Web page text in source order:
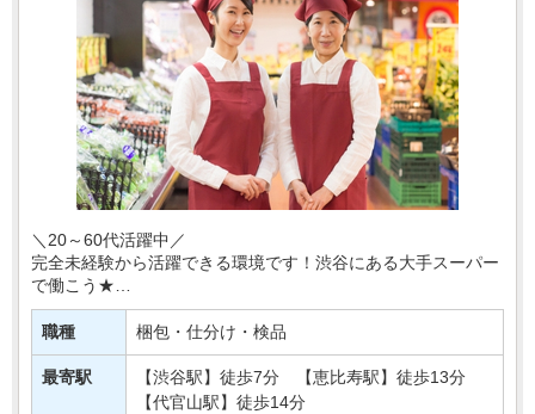
＼20～60代活躍中／
完全未経験から活躍できる環境です！渋谷にある大手スーパー
で働こう★
今回配属となるのは、野菜や果物などの農産物を扱う部署＊
あなたには、野菜・フルーツのカット、品出しなどの簡単
な・・・
職種 梱包・仕分け・検品
最寄駅
【渋谷駅】徒歩7分 【恵比寿駅】徒歩13分
【代官山駅】徒歩14分